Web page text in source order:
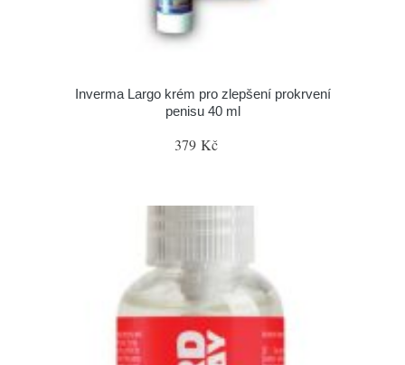
Inverma Largo krém pro zlepšení prokrvení
penisu 40 ml
379 Kč